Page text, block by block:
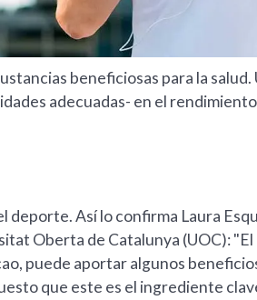
beneficiosas para la
adecuadas- en el
deporte. Así lo confirma Laura
Oberta de Catalunya (UOC):
puede aportar algunos
que este es el ingrediente